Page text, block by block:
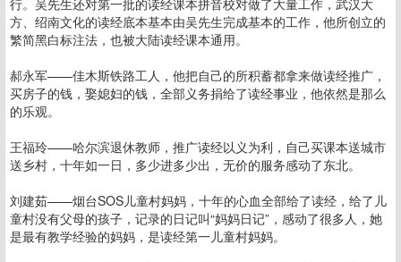
行。吴先生还对第一批的读经课本拼音校对做了大量工作，武汉大
方、绍南文化的读经底本基本由吴先生完成基本的工作，他所创立的
繁简黑白标注法，也被大陆读经课本通用。
郝永军——佳木斯铁路工人，他把自己的所积蓄都拿来做读经推广，
买房子的钱，娶媳妇的钱，全部义务捐给了读经事业，他依然是那么
的乐观。
王福玲——哈尔滨退休教师，推广读经以义为利，自己买课本送城市
送乡村，十年如一日，多少进多少出，无价的服务感动了东北。
刘建茹——烟台SOS儿童村妈妈，十年的心血全部给了读经，给了儿
童村没有父母的孩子，记录的日记叫“妈妈日记”，感动了很多人，她
是最有教学经验的妈妈，是读经第一儿童村妈妈。